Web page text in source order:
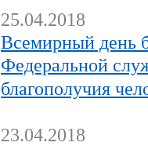
25.04.2018
Всемирный день
Федеральной
благополучия
23.04.2018